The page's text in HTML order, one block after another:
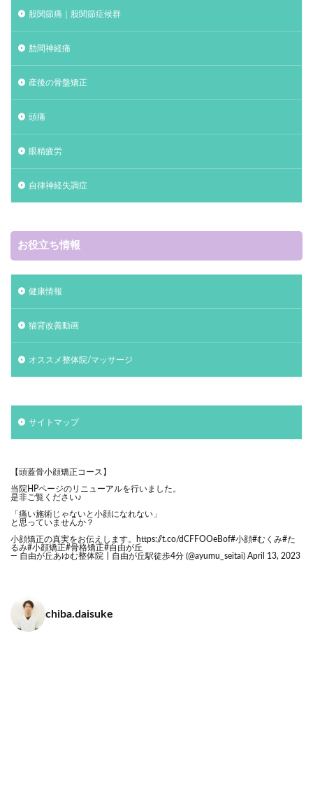
股関節痛｜股関節症候群
肋間神経痛
産後の骨盤矯正
頭痛
眼精疲労
自律神経失調症
お役立ち情報
健康情報
猫背改善動画
オススメ整体院/マッサージ
サイトマップ
【頭蓋骨小顔矯正コース】
当院HPページのリニューアルを行いました。
是非ご覧ください♪
「痛い施術じゃないと小顔になれない」
と思っていませんか？
小顔矯正の真実をお伝えします。
https://t.co/dCFFOOeBof#小顔#むくみ#た
るみ#小顔矯正#骨格矯正#自由が丘
— 自由が丘あゆむ整体院┃自由が丘駅徒歩4分 (@ayumu_seitai) April 13, 2023
chiba.daisuke